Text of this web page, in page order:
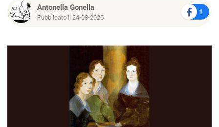
Antonella Gonella
Pubblicato il 24-08-2025
1